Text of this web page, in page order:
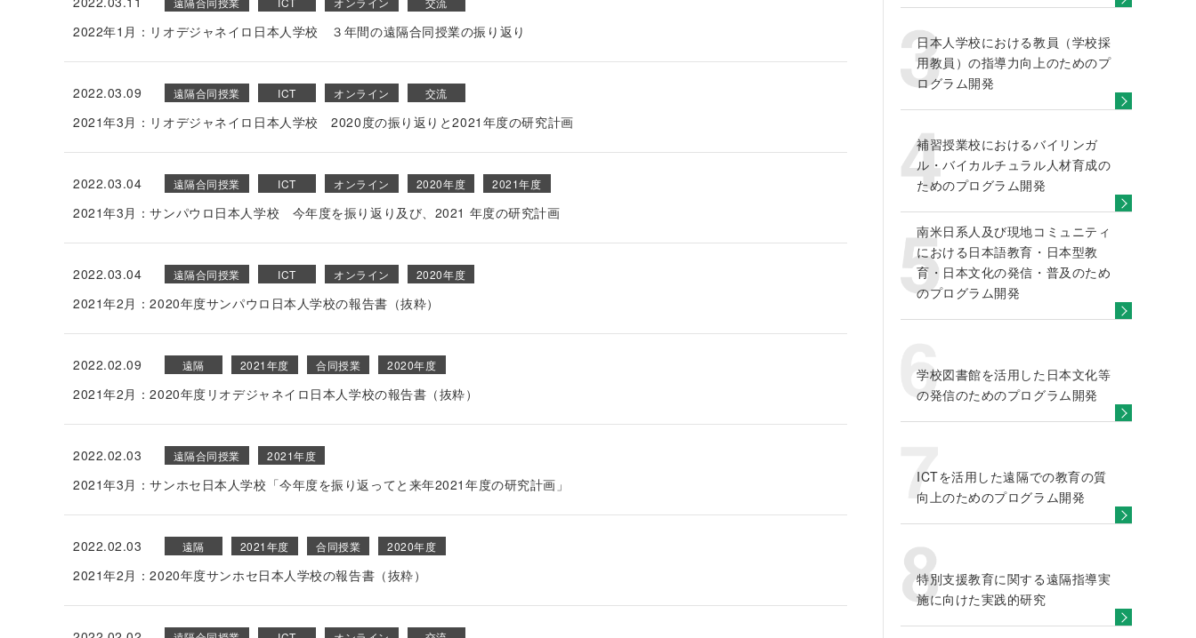
2022年1月：リオデジャネイロ日本人学校 ３年間の遠隔合同授業の振り返り
2022.03.09 遠隔合同授業 ICT オンライン 交流
2021年3月：リオデジャネイロ日本人学校 2020度の振り返りと2021年度の研究計画
2022.03.04 遠隔合同授業 ICT オンライン 2020年度 2021年度
2021年3月：サンパウロ⽇本⼈学校 今年度を振り返り及び、2021 年度の研究計画
2022.03.04 遠隔合同授業 ICT オンライン 2020年度
2021年2月：2020年度サンパウロ日本人学校の報告書（抜粋）
2022.02.09 遠隔 2021年度 合同授業 2020年度
2021年2月：2020年度リオデジャネイロ日本人学校の報告書（抜粋）
2022.02.03 遠隔合同授業 2021年度
2021年3月：サンホセ日本人学校「今年度を振り返ってと来年2021年度の研究計画」
2022.02.03 遠隔 2021年度 合同授業 2020年度
2021年2月：2020年度サンホセ日本人学校の報告書（抜粋）
日本人学校における教員（学校採
用教員）の指導力向上のためのプ
ログラム開発
補習授業校におけるバイリンガ
ル・バイカルチュラル人材育成の
ためのプログラム開発
南米日系人及び現地コミュニティ
における日本語教育・日本型教
育・日本文化の発信・普及のため
のプログラム開発
学校図書館を活用した日本文化等
の発信のためのプログラム開発
ICTを活用した遠隔での教育の質
向上のためのプログラム開発
特別支援教育に関する遠隔指導実
施に向けた実践的研究